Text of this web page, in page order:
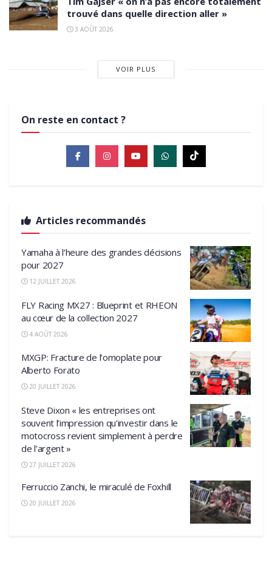
trouvé dans quelle direction aller »
3 AOÛT 2026
VOIR PLUS
On reste en contact ?
Articles recommandés
Yamaha à l’heure des grandes décisions
pour 2027
12 JUILLET 2026
FLY Racing MX27 : Blueprint et RHEON
au cœur de la collection 2027
4 AOÛT 2026
MXGP: Fracture de l’omoplate pour
Alberto Forato
20 JUILLET 2026
Steve Dixon « les entreprises ont
souvent l’impression qu’investir dans le
motocross revient simplement à perdre
de l’argent »
27 JUILLET 2026
Ferruccio Zanchi, le miraculé de Foxhill
20 JUILLET 2026